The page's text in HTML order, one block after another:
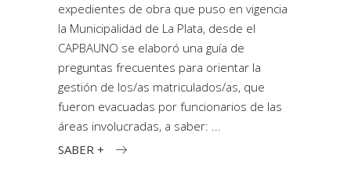
expedientes de obra que puso en vigencia
la Municipalidad de La Plata, desde el
CAPBAUNO se elaboró una guía de
preguntas frecuentes para orientar la
gestión de los/as matriculados/as, que
fueron evacuadas por funcionarios de las
áreas involucradas, a saber:
SABER +